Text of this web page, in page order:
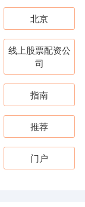
北京
线上股票配资公
司
指南
推荐
门户